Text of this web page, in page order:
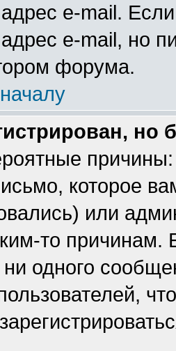
e-mail.
e-mail, но
форума.
но
которое
или
то
одного